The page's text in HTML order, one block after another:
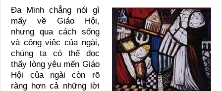
Ða Minh chẳng nói gì
mấy về Giáo Hội,
nhưng qua cách sống
và công việc của ngài,
chúng ta có thể đọc
thấy lòng yêu mến Giáo
Hội của ngài còn rõ
ràng hơn cả những lời